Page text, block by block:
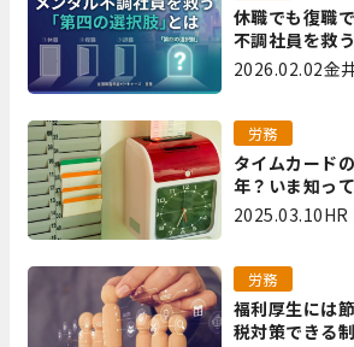
休職でも復職
不調社員を救
は｜全国障害
2026.02.02金
タイムカード
年？いま知っ
ード保管方法
労務
2025.03.10HR
福利厚生には
税対策できる
労務